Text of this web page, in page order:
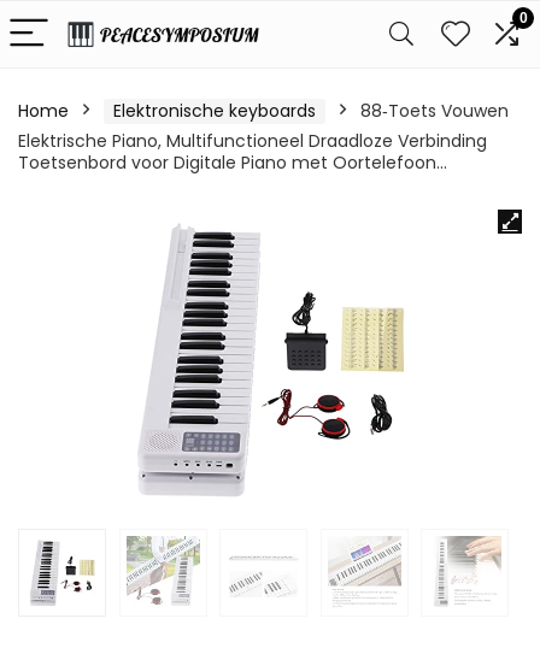
0
Home Elektronische keyboards
88‑Toets Vouwen
Elektrische Piano, Multifunctioneel Draadloze Verbinding
Toetsenbord voor Digitale Piano met Oortelefoon…